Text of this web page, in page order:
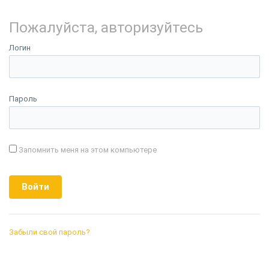
Пожалуйста, авторизуйтесь
Логин
Пароль
Запомнить меня на этом компьютере
Забыли свой пароль?